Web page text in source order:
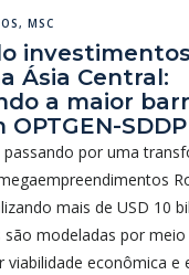
MSC
Ásia Central:
a maior
SDDP
passando por uma
mais de USD 10
são modeladas por meio
viabilidade econômica e